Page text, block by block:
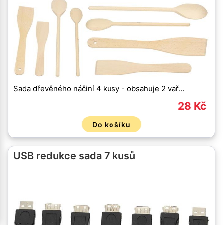
Sada dřevěného náčiní 4 kusy - obsahuje 2 vař…
28 Kč
Do košíku
USB redukce sada 7 kusů